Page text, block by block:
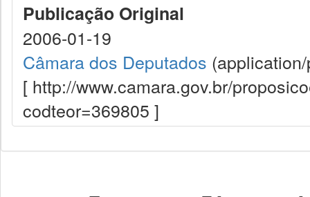
Publicação Original
2006-01-19
Câmara dos Deputados
[ http://www.camara.gov.br/
codteor=369805 ]